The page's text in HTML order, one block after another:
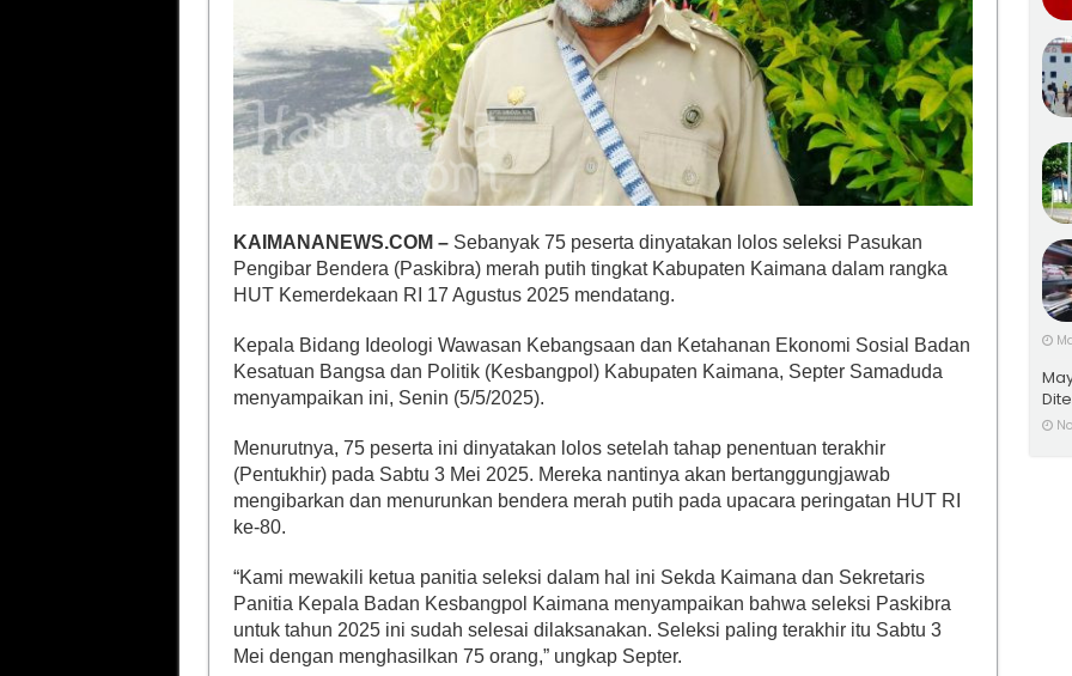
KAIMANANEWS.COM –Sebanyak 75 peserta dinyatakan lolos seleksi Pasukan
Pengibar Bendera (Paskibra) merah putih tingkat Kabupaten Kaimana dalam rangka
HUT Kemerdekaan RI 17 Agustus 2025 mendatang.
Kepala Bidang Ideologi Wawasan Kebangsaan dan Ketahanan Ekonomi Sosial Badan
Kesatuan Bangsa dan Politik (Kesbangpol) Kabupaten Kaimana, Septer Samaduda
menyampaikan ini, Senin (5/5/2025).
Menurutnya, 75 peserta ini dinyatakan lolos setelah tahap penentuan terakhir
(Pentukhir) pada Sabtu 3 Mei 2025. Mereka nantinya akan bertanggungjawab
mengibarkan dan menurunkan bendera merah putih pada upacara peringatan HUT RI
ke-80.
“Kami mewakili ketua panitia seleksi dalam hal ini Sekda Kaimana dan Sekretaris
Panitia Kepala Badan Kesbangpol Kaimana menyampaikan bahwa seleksi Paskibra
untuk tahun 2025 ini sudah selesai dilaksanakan. Seleksi paling terakhir itu Sabtu 3
Mei dengan menghasilkan 75 orang,” ungkap Septer.